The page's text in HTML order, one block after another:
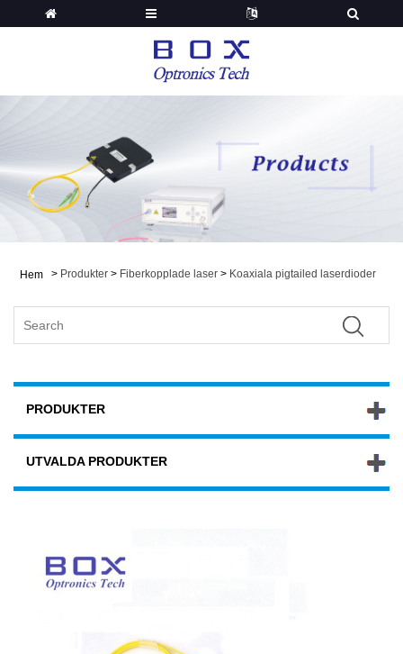
Hem > Produkter > Fiberkopplade laser > Koaxiala pigtailed laserdioder
PRODUKTER
UTVALDA PRODUKTER